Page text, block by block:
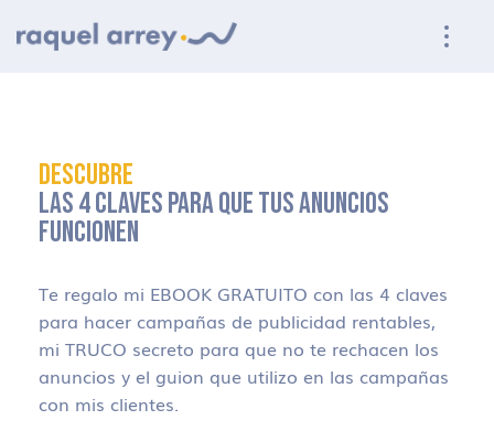
DESCUBRE
LAS 4 CLAVES PARA QUE TUS ANUNCIOS
FUNCIONEN
Te regalo mi EBOOK GRATUITO con las 4 claves
para hacer campañas de publicidad rentables,
mi TRUCO secreto para que no te rechacen los
anuncios y el guion que utilizo en las campañas
con mis clientes.